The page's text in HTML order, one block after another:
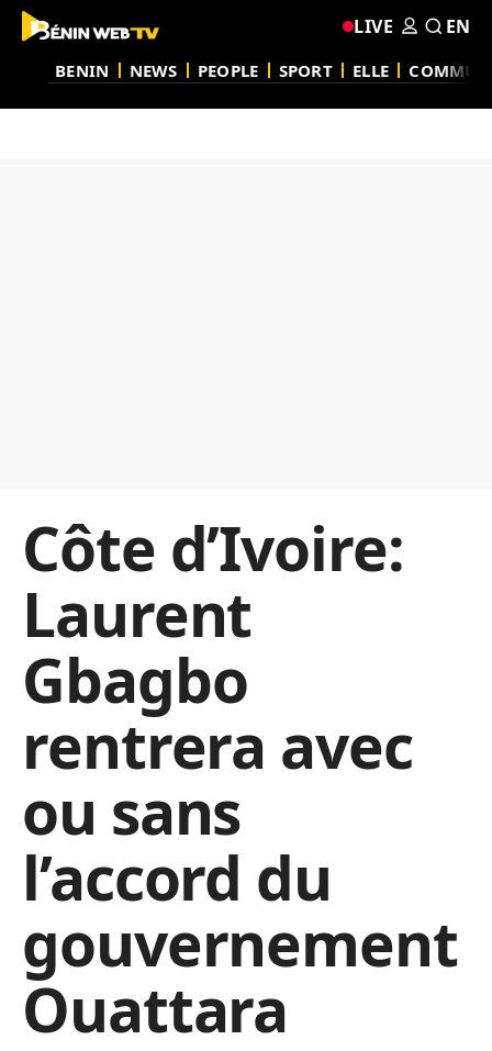
BENIN NEWS PEOPLE SPORT ELLE
LIVE EN
Côte d’Ivoire:
Laurent
Gbagbo
rentrera avec
ou sans
l’accord du
gouvernement
Ouattara